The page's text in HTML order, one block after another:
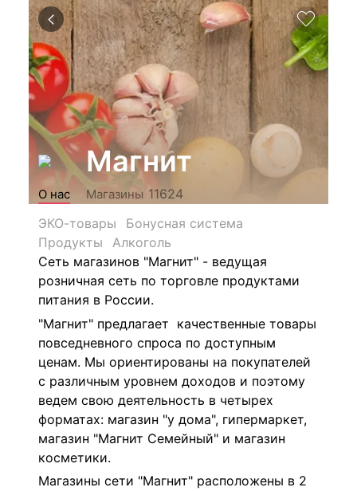
Магнит
О нас Магазины 11624
ЭКО-товары
Бонусная система
Продукты
Алкоголь
Сеть магазинов "Магнит" - ведущая
розничная сеть по торговле продуктами
питания в России.
"Магнит" предлагает качественные товары
повседневного спроса по доступным
ценам. Мы ориентированы на покупателей
с различным уровнем доходов и поэтому
ведем свою деятельность в четырех
форматах: магазин "у дома", гипермаркет,
магазин "Магнит Семейный" и магазин
косметики.
Магазины сети "Магнит" расположены в 2